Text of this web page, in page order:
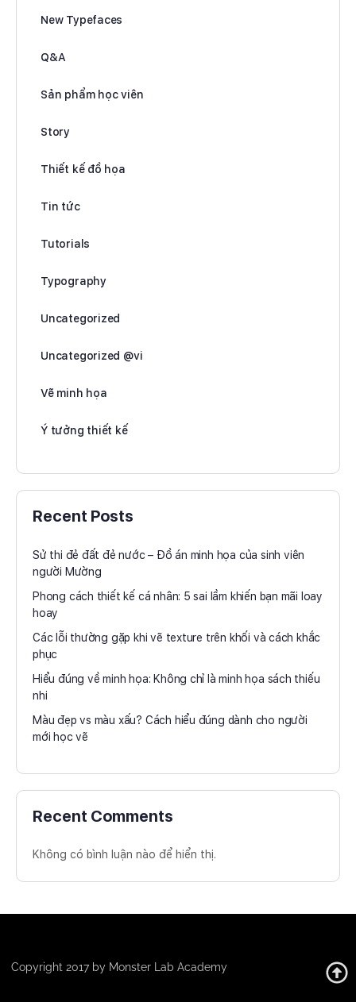
New Typefaces
Q&A
Sản phẩm học viên
Story
Thiết kế đồ họa
Tin tức
Tutorials
Typography
Uncategorized
Uncategorized @vi
Vẽ minh họa
Ý tưởng thiết kế
Recent Posts
Sử thi đẻ đất đẻ nước – Đồ án minh họa của sinh viên
người Mường
Phong cách thiết kế cá nhân: 5 sai lầm khiến bạn mãi loay
hoay
Các lỗi thường gặp khi vẽ texture trên khối và cách khắc
phục
Hiểu đúng về minh họa: Không chỉ là minh họa sách thiếu
nhi
Màu đẹp vs màu xấu? Cách hiểu đúng dành cho người
mới học vẽ
Recent Comments
Không có bình luận nào để hiển thị.
Copyright 2017 by Monster Lab Academy